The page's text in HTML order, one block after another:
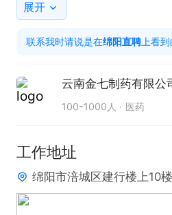
具备营销技巧和良好的服务意
销售、客服工作经验优先，高
首月保底4000   底薪＋阶梯
奖，综合工资6000-12000元/
【福利待遇】
1、年底13薪，朝九晚六，月
由！！
展开
联系我时请说是在绵阳直聘 上看
云南金七制药有限公
100-1000人 医药
工作地址
绵阳市涪城区建行楼上10楼